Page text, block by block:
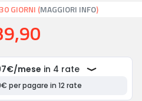
GIORNI (MAGGIORI INFO)